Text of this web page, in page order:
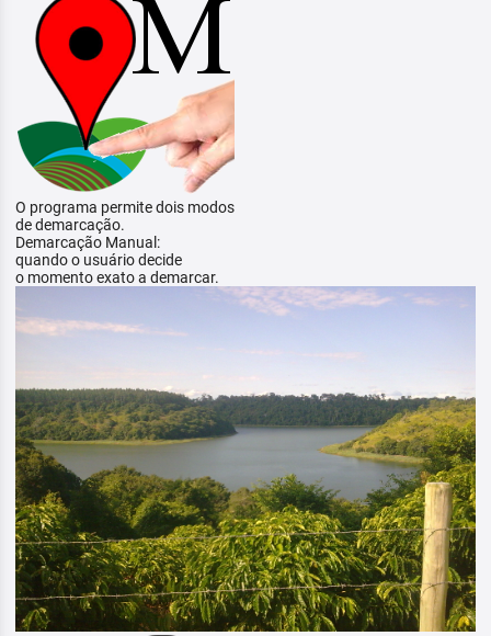
O programa permite dois modos
de demarcação.
Demarcação Manual:
quando o usuário decide
o momento exato a demarcar.